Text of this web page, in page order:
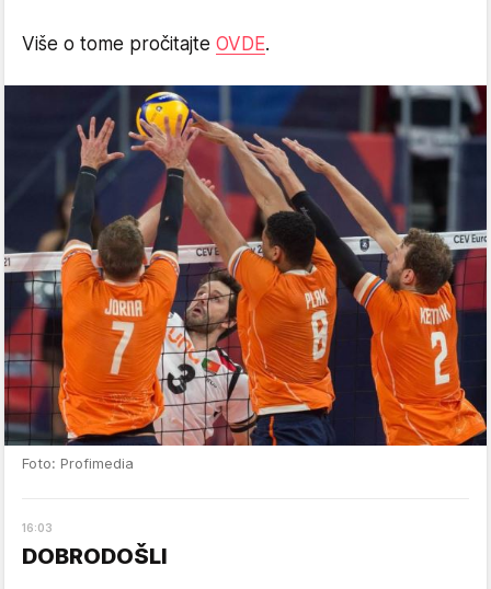
Više o tome pročitajte OVDE.
Foto: Profimedia
16:03
DOBRODOŠLI